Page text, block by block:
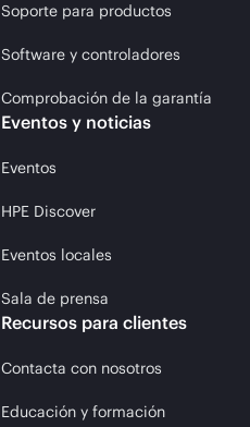
Soporte para productos
Software y controladores
Comprobación de la garantía
Eventos y noticias
Eventos
HPE Discover
Eventos locales
Sala de prensa
Recursos para clientes
Contacta con nosotros
Educación y formación